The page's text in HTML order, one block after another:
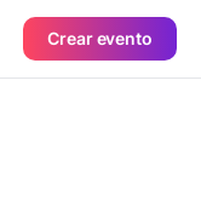
Crear evento